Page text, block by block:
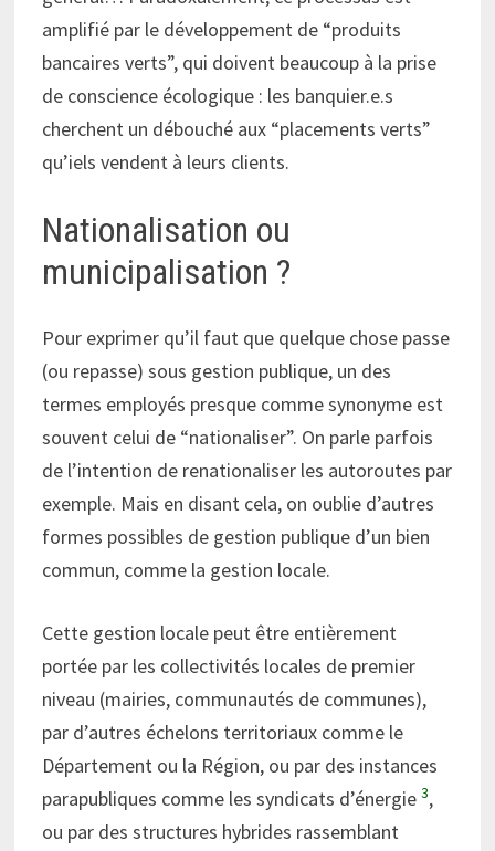
amplifié par le développement de “produits
bancaires verts”, qui doivent beaucoup à la prise
de conscience écologique : les banquier.e.s
cherchent un débouché aux “placements verts”
qu’iels vendent à leurs clients.
Nationalisation ou
municipalisation ?
Pour exprimer qu’il faut que quelque chose passe
(ou repasse) sous gestion publique, un des
termes employés presque comme synonyme est
souvent celui de “nationaliser”. On parle parfois
de l’intention de renationaliser les autoroutes par
exemple. Mais en disant cela, on oublie d’autres
formes possibles de gestion publique d’un bien
commun, comme la gestion locale.
Cette gestion locale peut être entièrement
portée par les collectivités locales de premier
niveau (mairies, communautés de communes),
par d’autres échelons territoriaux comme le
Département ou la Région, ou par des instances
parapubliques comme les syndicats d’énergie3,
ou par des structures hybrides rassemblant